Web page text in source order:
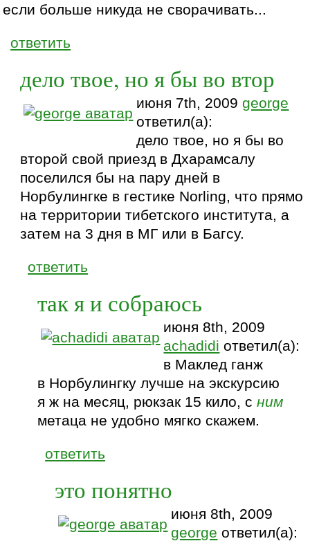
если больше никуда не сворачивать...
ответить
дело твое, но я бы во втор
июня 7th, 2009george
ответил(а):
дело твое, но я бы во
второй свой приезд в Дхарамсалу
поселился бы на пару дней в
Норбулингке в гестике Norling, что прямо
на территории тибетского института, а
затем на 3 дня в МГ или в Багсу.
ответить
так я и собраюсь
июня 8th, 2009
achadidi ответил(а):
в Маклед ганж
в Норбулингку лучше на экскурсию
я ж на месяц, рюкзак 15 кило, сним
метаца не удобно мягко скажем.
ответить
это понятно
июня 8th, 2009
george ответил(а):